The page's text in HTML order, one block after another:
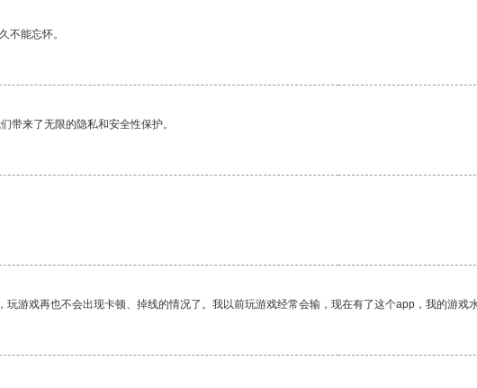
不能忘怀。
带来了无限的隐私和安全性保护。
游戏再也不会出现卡顿、掉线的情况了。我以前玩游戏经常会输，现在有了这个app，我的游戏